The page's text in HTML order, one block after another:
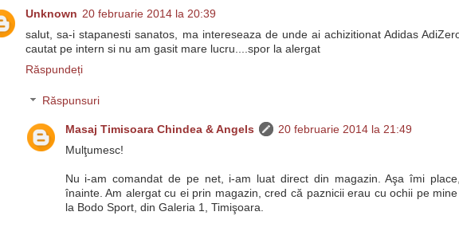
Unknown 20 februarie 2014 la 20:39
salut, sa-i stapanesti sanatos, ma intereseaza de unde ai achizitionat Adidas
cautat pe intern si nu am gasit mare lucru....spor la alergat
Răspundeți
Răspunsuri
Masaj Timisoara Chindea & Angels
20 februarie 2014 la 21:49
Mulţumesc!
Nu i-am comandat de pe net, i-am luat direct din magazin. Aşa îmi
înainte. Am alergat cu ei prin magazin, cred că paznicii erau cu ochii pe
la Bodo Sport, din Galeria 1, Timişoara.